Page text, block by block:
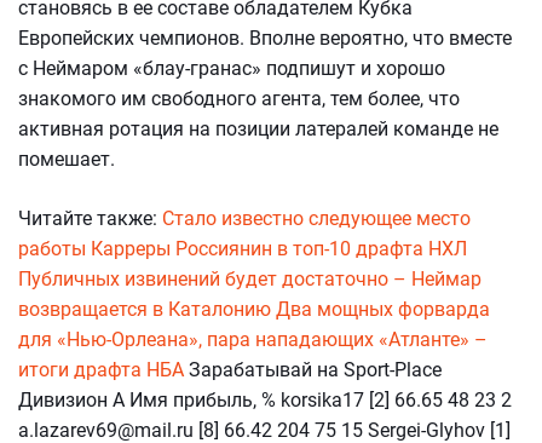
становясь в ее составе обладателем Кубка
Европейских чемпионов. Вполне вероятно, что вместе
с Неймаром «блау-гранас» подпишут и хорошо
знакомого им свободного агента, тем более, что
активная ротация на позиции латералей команде не
помешает.
Читайте также: Стало известно следующее место
работы Карреры Россиянин в топ-10 драфта НХЛ
Публичных извинений будет достаточно – Неймар
возвращается в Каталонию Два мощных форварда
для «Нью-Орлеана», пара нападающих «Атланте» –
итоги драфта НБА Зарабатывай на Sport-Place
Дивизион А Имя прибыль, % korsika17 [2] 66.65 48 23 2
a.lazarev69@mail.ru [8] 66.42 204 75 15 Sergei-Glyhov [1]